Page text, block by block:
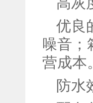
优良
噪音；
营成本
防水